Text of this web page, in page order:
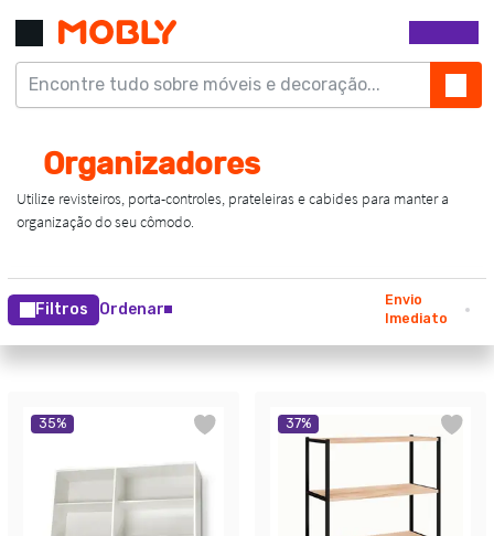
Filtros Ordenar
Envio
Imediato
35% 37%